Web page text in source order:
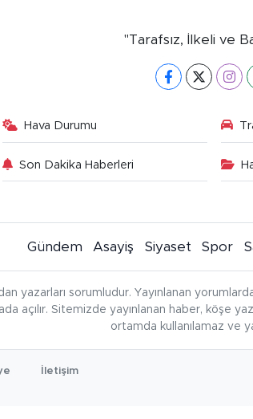
"Tarafsız, İlkeli ve
Hava Durumu
Son Dakika Haberleri
Gündem Asayiş Siyaset Spor
yazarları sorumludur. Yayınlanan
açılır. Sitemizde yayınlanan haber, köşe
ortamda kullanılamaz ve
İletişim